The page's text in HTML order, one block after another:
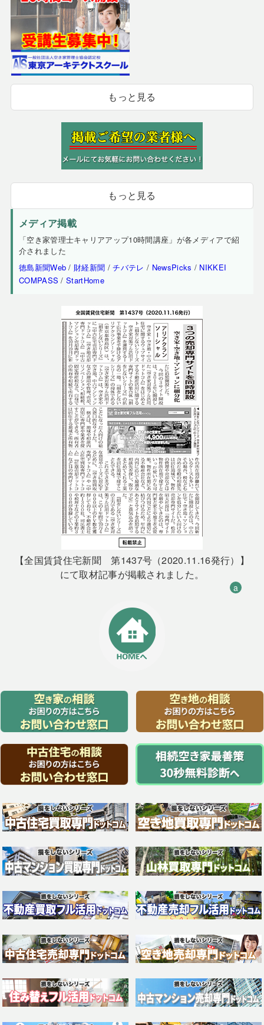
もっと見る
もっと見る
メディア掲載
「空き家管理士キャリアアップ10時間講座」が各メディアで紹
介されました
徳島新聞Web / 財経新聞 /チバテレ / NewsPicks / NIKKEI
COMPASS /StartHome
【全国賃貸住宅新聞 第1437号（2020.11.16発行）】
にて取材記事が掲載されました。
a